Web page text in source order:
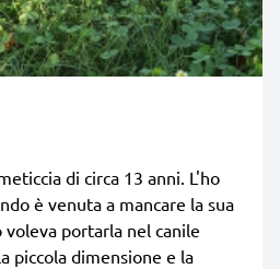
di circa 13 anni. L'ho
è venuta a mancare la sua
portarla nel canile
piccola dimensione e la